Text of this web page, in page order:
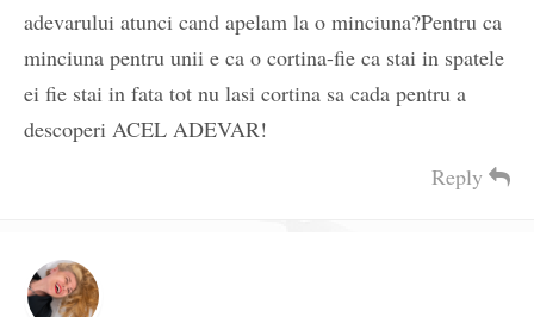
adevarului atunci cand apelam la o minciuna?Pentru ca
minciuna pentru unii e ca o cortina-fie ca stai in spatele
ei fie stai in fata tot nu lasi cortina sa cada pentru a
descoperi ACEL ADEVAR!
Reply